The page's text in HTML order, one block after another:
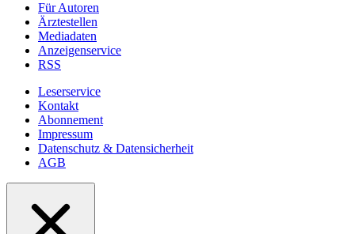
Für Autoren
Ärztestellen
Mediadaten
Anzeigenservice
RSS
Leserservice
Kontakt
Abonnement
Impressum
Datenschutz & Datensicherheit
AGB